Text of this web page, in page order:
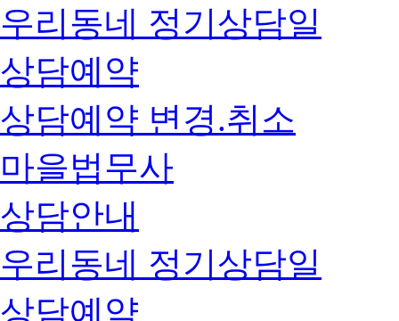
우리동네 정기상담일
상담예약
상담예약 변경.취소
마을법무사
상담안내
우리동네 정기상담일
상담예약